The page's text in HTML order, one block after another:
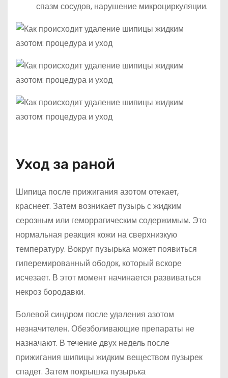
спазм сосудов, нарушение микроциркуляции.
Уход за раной
Шипица после прижигания азотом отекает,
краснеет. Затем возникает пузырь с жидким
серозным или геморрагическим содержимым. Это
нормальная реакция кожи на сверхнизкую
температуру. Вокруг пузырька может появиться
гиперемированный ободок, который вскоре
исчезает. В этот момент начинается развиваться
некроз бородавки.
Болевой синдром после удаления азотом
незначителен. Обезболивающие препараты не
назначают. В течение двух недель после
прижигания шипицы жидким веществом пузырек
спадет. Затем покрышка пузырька